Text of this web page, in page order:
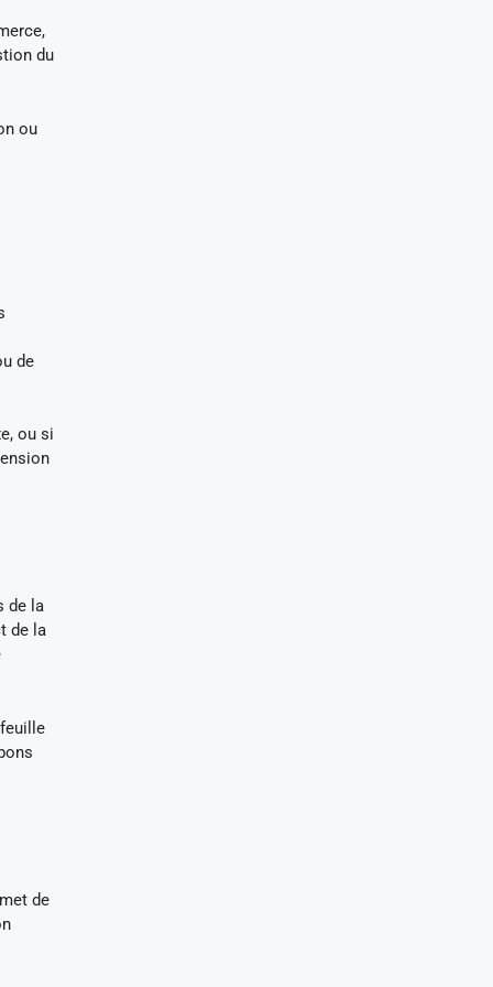
du
ou
de
ou si
de la
de la
de